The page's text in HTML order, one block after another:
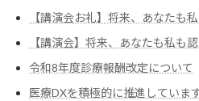
【講演会お礼】将来、あなたも
【講演会】将来、あなたも私も
令和8年度診療報酬改定について
医療DXを積極的に推進していま